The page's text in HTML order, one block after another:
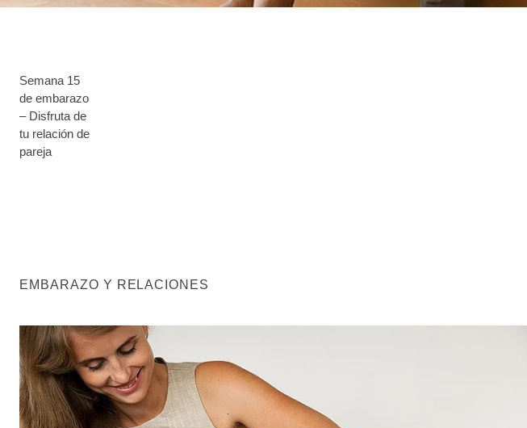
Semana 15
de embarazo
– Disfruta de
tu relación de
pareja
EMBARAZO Y RELACIONES